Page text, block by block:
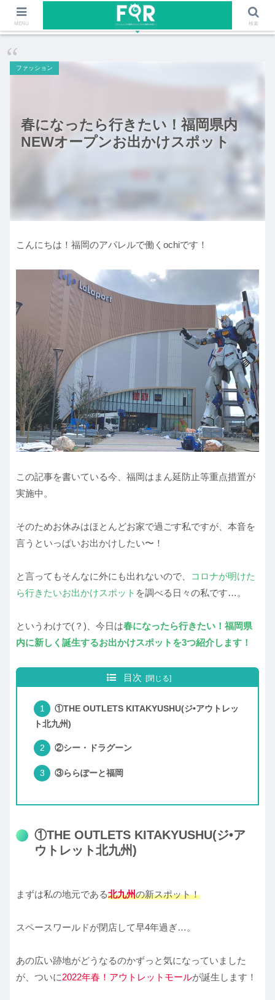
ファッションや福岡のワクワクする情報を発信！！
春になったら行きたい！福岡県内
NEWオープンお出かけスポット
ファッション
こんにちは！福岡のアパレルで働くochiです！
この記事を書いている今、福岡はまん延防止等重点措置が
実施中。
そのためお休みはほとんどお家で過ごす私ですが、本音を
言うといっぱいお出かけしたい〜！
と言ってもそんなに外にも出れないので、
コロナが明けた
ら行きたいお出かけスポット を調べる日々の私です…。
というわけで(？)、今日は春になったら行きたい！福岡県
内に新しく誕生するお出かけスポットを3つ紹介します！
目次
①THE OUTLETS KITAKYUSHU(ジ•アウトレッ
ト北九州)
②シー・ドラグーン
③ららぽーと福岡
①THE OUTLETS KITAKYUSHU(ジ•ア
ウトレット北九州)
まずは私の地元である北九州の新スポット！
スペースワールドが閉店して早4年過ぎ…。
あの広い跡地がどうなるのかずっと気になっていました
が、ついに2022年春！アウトレットモールが誕生します！
MENU 検索